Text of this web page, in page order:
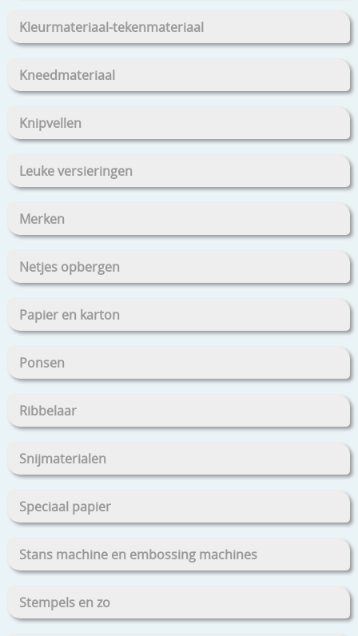
Kleurmateriaal-tekenmateriaal
Kneedmateriaal
Knipvellen
Leuke versieringen
Merken
Netjes opbergen
Papier en karton
Ponsen
Ribbelaar
Snijmaterialen
Speciaal papier
Stans machine en embossing machines
Stempels en zo